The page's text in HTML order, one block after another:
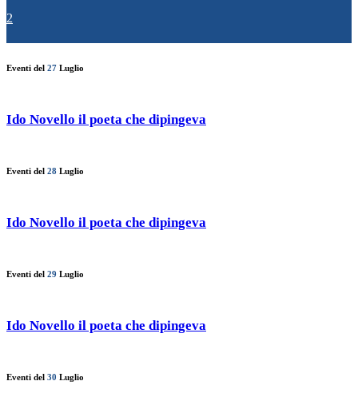
2
Eventi del 27 Luglio
Ido Novello il poeta che dipingeva
Eventi del 28 Luglio
Ido Novello il poeta che dipingeva
Eventi del 29 Luglio
Ido Novello il poeta che dipingeva
Eventi del 30 Luglio